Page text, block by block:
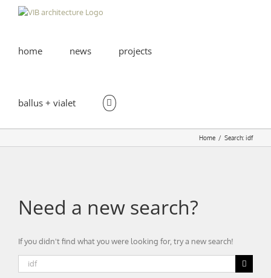
home news projects
ballus + vialet
Home Search: idf
Need a new search?
If you didn't find what you were looking for, try a new search!
Search
for: